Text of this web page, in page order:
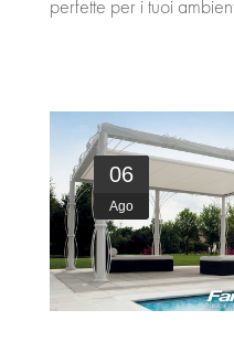
perfette per i tuoi
06
Ago